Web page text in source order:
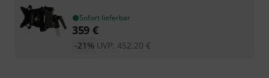
Sofort lieferbar
359 €
UVP: 452,20 €
-21%